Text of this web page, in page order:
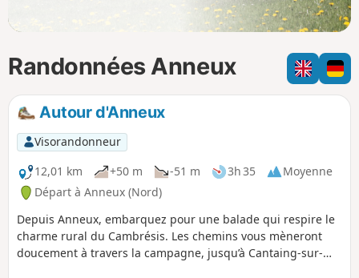
Randonnées Anneux
Autour d'Anneux
Visorandonneur
12,01 km
+50 m -51 m 3h 35
Moyenne
Départ à Anneux (Nord)
Depuis Anneux, embarquez pour une balade qui respire le
charme rural du Cambrésis. Les chemins vous mèneront
doucement à travers la campagne, jusqu’à Cantaing-sur-